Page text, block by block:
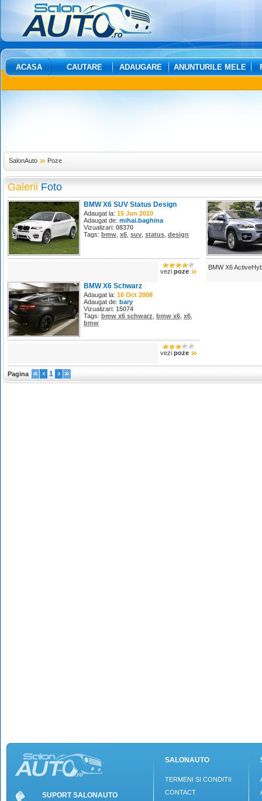
ACASA CAUTARE ADAUGARE ANUNTURILE MELE
SalonAuto Poze
Galerii Foto
BMW X6 SUV Status Design
Adaugat la: 15 Jun 2010
Adaugat de: mihai.baghina
Vizualizari: 08370
Tags: bmw x6 suv status design
vezi poze
BMW X6
BMW X6 Schwarz
Adaugat la: 16 Oct 2008
Adaugat de: bary
Vizualizari: 15074
Tags: bmw x6 schwarz bmw x6 x6
bmw
vezi poze
Pagina 1
SUPORT SALONAUTO
SALONAUTO
TERMENI SI CONDITII
CONTACT